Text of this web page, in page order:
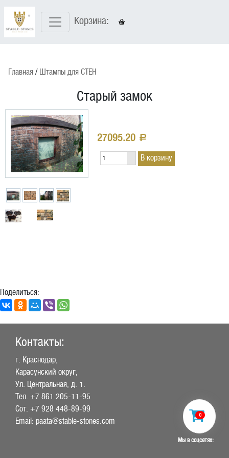
Корзина:
Главная Штампы для CТЕН
Старый замок
27095.20 a
Поделиться:
Контакты:
г. Краснодар,
Карасунский округ,
Ул. Центральная, д. 1.
Тел. +7 861 205-11-95
Сот. +7 928 448-89-99
Email: paata@stable-stones.com
Мы в соцсетях:
0